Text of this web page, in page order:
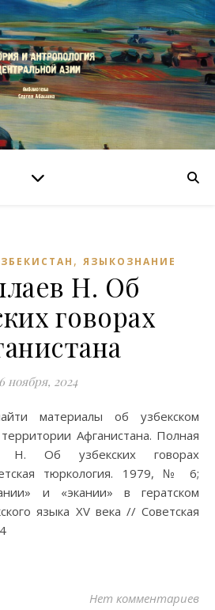
, ЯЗЫКОЗНАНИЕ
Н. Об
говорах
6 ноября, 2024
Афганистана. Полная
Н. Об узбекских говорах
тюркология. 1979, № 6;
и «экании» в гератском
языка XV века // Советская
Нет комментариев